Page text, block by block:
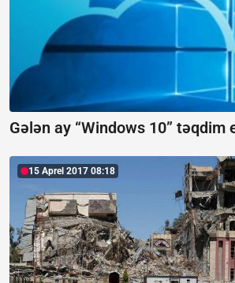
Gələn ay “Windows 10” təqdim
15 Aprel 2017 08:18